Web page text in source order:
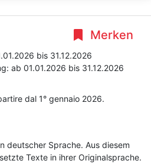
Merken
bis 31.12.2026
ab 01.01.2026 bis 31.12.2026
dal 1° gennaio 2026.
deutscher Sprache. Aus diesem
Texte in ihrer Originalsprache.